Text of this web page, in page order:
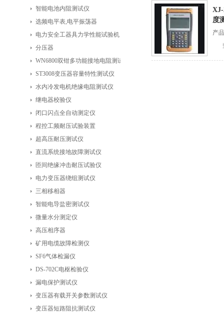
智能电池内阻测试仪
选频电平表,电平振荡器
电力安全工器具力学性能试验机
分压器
WN6800双钳多功能接地电阻测试仪
ST3008变压器容量特性测试仪
水内冷发电机绝缘电阻测试仪
继电器校验仪
闭口闪点全自动测定仪
程控工频耐压试验装置
超高压耐压测试仪
直流系统接地故障测试仪
匝间绝缘冲击耐压试验仪
电力变压器绕组测试仪
三相移相器
智能电导盐密测试仪
微量水分测定仪
高压相序器
矿用电缆故障检测仪
SF6气体检漏仪
DS-702C电枢检验仪
漏电保护测试仪
变压器有载开关参数测试仪
变压器短路阻抗测试仪
度
产